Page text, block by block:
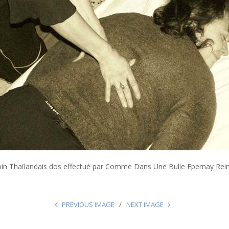
Thaïlandais dos effectué par Comme Dans Une Bulle Epernay
PREVIOUS IMAGE NEXT IMAGE